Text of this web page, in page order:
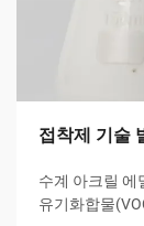
접착제 기술
수계 아크릴 에
유기화합물